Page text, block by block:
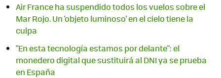
Air France ha suspendido todos los vuelos sobre el
Mar Rojo. Un 'objeto luminoso' en el cielo tiene la
culpa
"En esta tecnología estamos por delante": el
monedero digital que sustituirá al DNI ya se prueba
en España